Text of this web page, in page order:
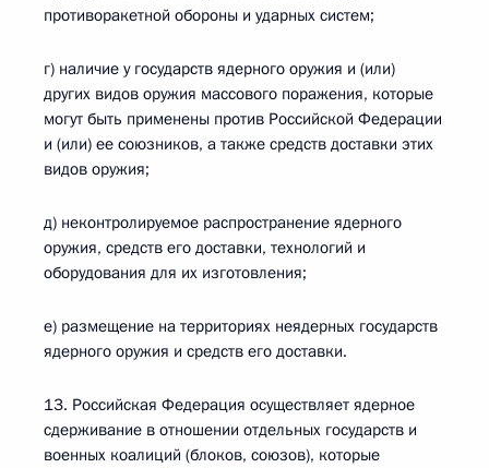
противоракетной обороны и ударных систем;
г) наличие у государств ядерного оружия и (или)
других видов оружия массового поражения, которые
могут быть применены против Российской Федерации
и (или) ее союзников, а также средств доставки этих
видов оружия;
д) неконтролируемое распространение ядерного
оружия, средств его доставки, технологий и
оборудования для их изготовления;
е) размещение на территориях неядерных государств
ядерного оружия и средств его доставки.
13. Российская Федерация осуществляет ядерное
сдерживание в отношении отдельных государств и
военных коалиций (блоков, союзов), которые